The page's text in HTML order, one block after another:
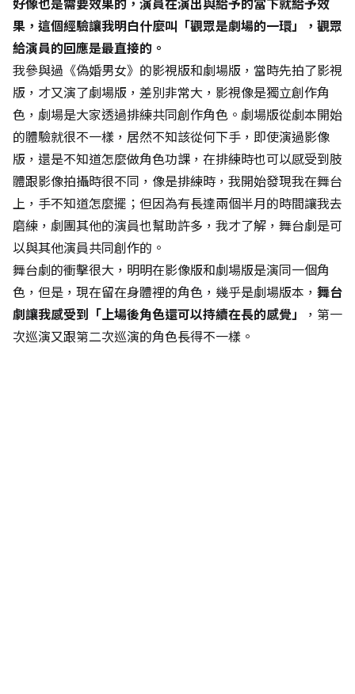
果，這個經驗讓我明白什麼叫「觀眾是劇場的一環」，觀眾
給演員的回應是最直接的。
我參與過《偽婚男女》的影視版和劇場版，當時先拍了影視
版，才又演了劇場版，差別非常大，影視像是獨立創作角
色，劇場是大家透過排練共同創作角色。劇場版從劇本開始
的體驗就很不一樣，居然不知該從何下手，即使演過影像
版，還是不知道怎麼做角色功課，在排練時也可以感受到肢
體跟影像拍攝時很不同，像是排練時，我開始發現我在舞台
上，手不知道怎麼擺；但因為有長達兩個半月的時間讓我去
磨練，劇團其他的演員也幫助許多，我才了解，舞台劇是可
以與其他演員共同創作的。
舞台劇的衝擊很大，明明在影像版和劇場版是演同一個角
色，但是，現在留在身體裡的角色，幾乎是劇場版本， 舞台
劇讓我感受到「上場後角色還可以持續在長的感覺」
，第一
次巡演又跟第二次巡演的角色長得不一樣。